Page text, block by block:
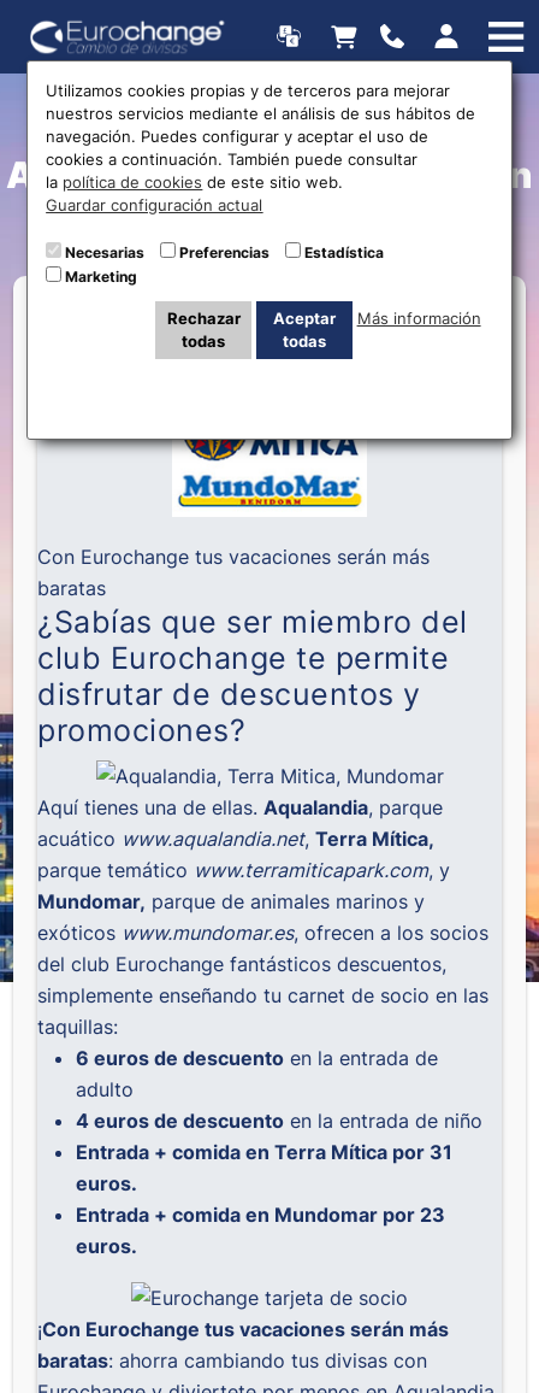
¡Con Eurochange y
Aqualandia te divertirás con
menos!
Con Eurochange tus vacaciones serán más
baratas
¿Sabías que ser miembro del
club Eurochange te permite
disfrutar de descuentos y
promociones?
Aquí tienes una de ellas.Aqualandia, parque
acuático www.aqualandia.net,Terra Mítica,
parque temático www.terramiticapark.com, y
Mundomar, parque de animales marinos y
exóticos www.mundomar.es, ofrecen a los socios
del club Eurochange fantásticos descuentos,
simplemente enseñando tu carnet de socio en las
taquillas:
6 euros de descuento en la entrada de
adulto
4 euros de descuento en la entrada de niño
Entrada + comida en Terra Mítica por 31
euros.
Entrada + comida en Mundomar por 23
euros.
¡Con Eurochange tus vacaciones serán más
baratas: ahorra cambiando tus divisas con
Utilizamos cookies propias y de terceros para mejorar
nuestros servicios mediante el análisis de sus hábitos de
navegación. Puedes configurar y aceptar el uso de
cookies a continuación. También puede consultar
la política de cookies de este sitio web.
Guardar configuración actual
Necesarias Preferencias
Estadística
Marketing
Rechazar
todas
Aceptar
todas
Más información